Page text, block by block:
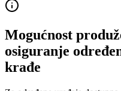
Mogućnost
osiguranje
krađe